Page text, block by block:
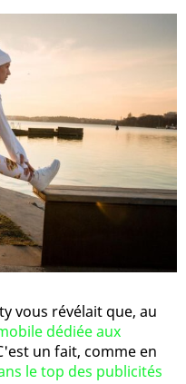
vous révélait que, au
dédiée aux
un fait, comme en
le top des publicités